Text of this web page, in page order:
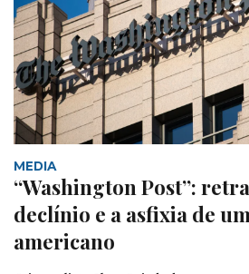
MEDIA
“Washington Post”:
declínio e a asfixia de
americano